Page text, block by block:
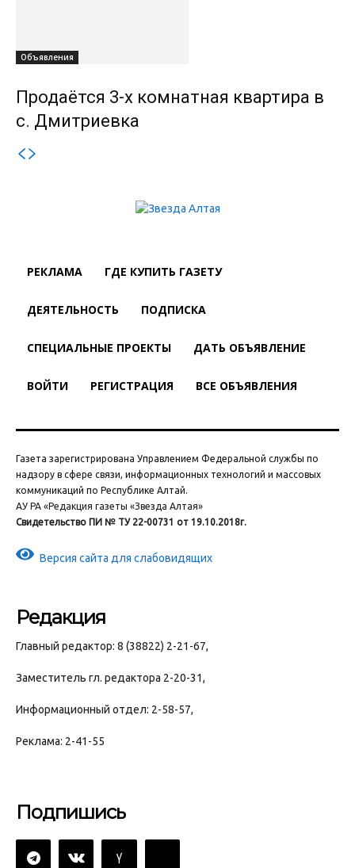
Объявления
Продаётся 3-х комнатная квартира в
с. Дмитриевка
РЕКЛАМА ГДЕ КУПИТЬ ГАЗЕТУ
ДЕЯТЕЛЬНОСТЬ ПОДПИСКА
СПЕЦИАЛЬНЫЕ ПРОЕКТЫ ДАТЬ ОБЪЯВЛЕНИЕ
ВОЙТИ РЕГИСТРАЦИЯ ВСЕ ОБЪЯВЛЕНИЯ
Газета зарегистрирована Управлением Федеральной службы по
надзору в сфере связи, информационных технологий и массовых
коммуникаций по Республике Алтай.
АУ РА «Редакция газеты «Звезда Алтая»
Свидетельство ПИ № ТУ 22-00731 от 19.10.2018г.
Версия сайта для слабовидящих
Редакция
Главный редактор: 8 (38822) 2-21-67,
Заместитель гл. редактора 2-20-31,
Информационный отдел: 2-58-57,
Реклама: 2-41-55
Подпишись